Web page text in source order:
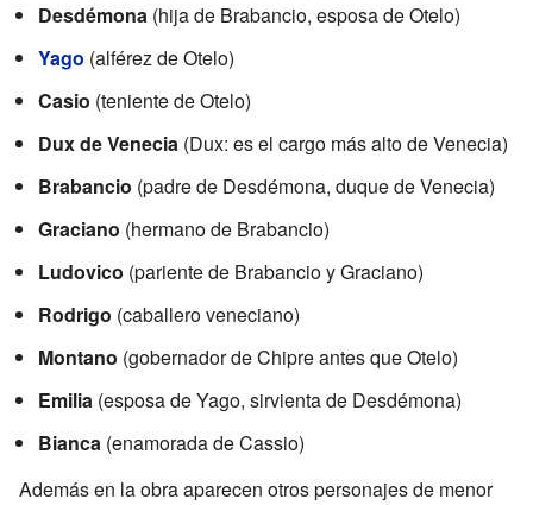
Desdémona (hija de Brabancio, esposa de Otelo)
Yago (alférez de Otelo)
Casio (teniente de Otelo)
Dux de Venecia (Dux: es el cargo más alto de Venecia)
Brabancio (padre de Desdémona, duque de Venecia)
Graciano (hermano de Brabancio)
Ludovico (pariente de Brabancio y Graciano)
Rodrigo (caballero veneciano)
Montano (gobernador de Chipre antes que Otelo)
Emilia (esposa de Yago, sirvienta de Desdémona)
Bianca (enamorada de Cassio)
Además en la obra aparecen otros personajes de menor